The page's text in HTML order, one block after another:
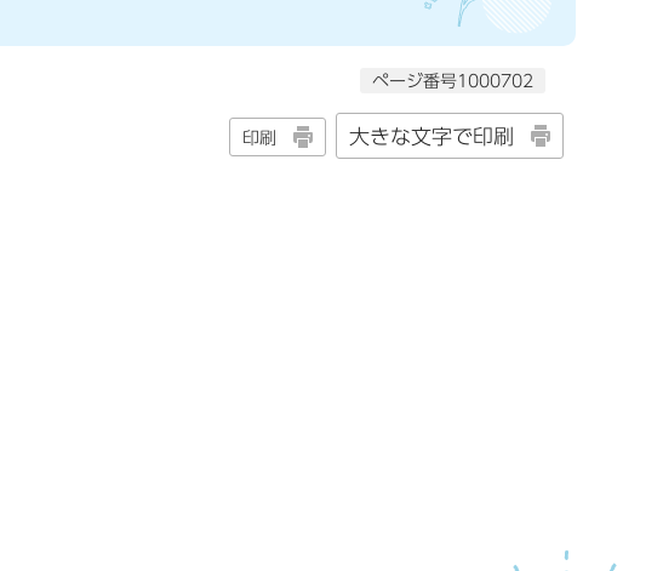
ページ番号1000702
印刷 大きな文字で印刷